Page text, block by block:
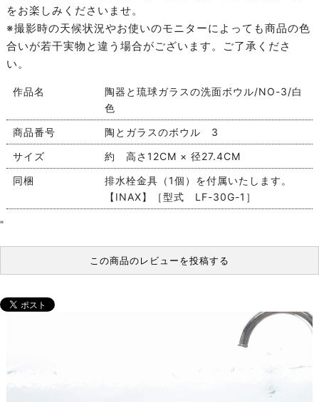
をお楽しみくださいませ。
※撮影時の天候状況やお使いのモニターによっても商品の色
合いが若干実物と違う場合がございます。ご了承くださ
い。
作品名
陶器と琉球ガラスの洗面ボウル/NO-3/白
色
商品番号
陶とガラスのボウル 3
サイズ
約 高さ12CM × 径27.4CM
同梱
排水栓金具（1個）を付属いたします。
【INAX】［型式 LF-30G-1］
"
この商品のレビューを投稿する